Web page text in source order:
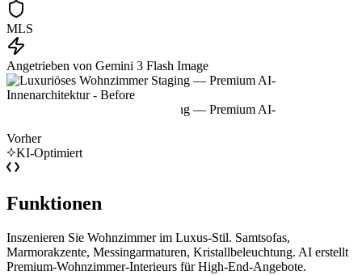
MLS
Angetrieben von Gemini 3 Flash Image
Vorher
KI-Optimiert
Funktionen
Inszenieren Sie Wohnzimmer im Luxus-Stil. Samtsofas,
Marmorakzente, Messingarmaturen, Kristallbeleuchtung. AI erstellt
Premium-Wohnzimmer-Interieurs für High-End-Angebote.